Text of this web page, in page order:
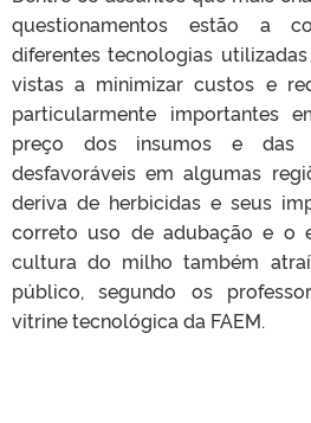
questionamentos estão a
diferentes tecnologias
vistas a minimizar custos e
particularmente importantes
preço dos insumos e das
desfavoráveis em algumas
deriva de herbicidas e seus
correto uso de adubação e o
cultura do milho também
público, segundo os
vitrine tecnológica da FAEM.